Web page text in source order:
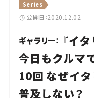
Series
公開日：2020.12.02
ギャラリー： 『イ
今日もクルマ
10回 なぜイ
普及しない？
Cars
Lifestyle
Traffic
Special